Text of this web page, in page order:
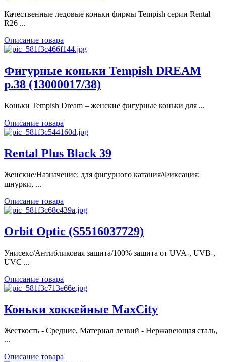
Качественные ледовые коньки фирмы Tempish серии Rental
R26 ...
Описание товара
Фигурные коньки Tempish DREAM
р.38 (13000017/38)
Коньки Tempish Dream – женские фигурные коньки для ...
Описание товара
Rental Plus Black 39
Женские/Назначение: для фигурного катания/Фиксация:
шнурки, ...
Описание товара
Orbit Optic (S5516037729)
Унисекс/Антибликовая защита/100% защита от UVA-, UVB-,
UVC ...
Описание товара
Коньки хоккейные MaxCity
Жесткость - Средние, Материал лезвий - Нержавеющая сталь,
...
Описание товара